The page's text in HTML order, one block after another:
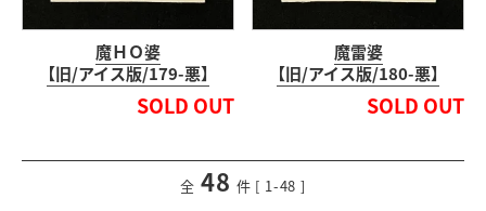
魔ＨＯ婆
【旧/アイス版/179-悪】
SOLD OUT
魔雷婆
【旧/アイス版/180-悪】
SOLD OUT
全 48 件 [ 1-48 ]